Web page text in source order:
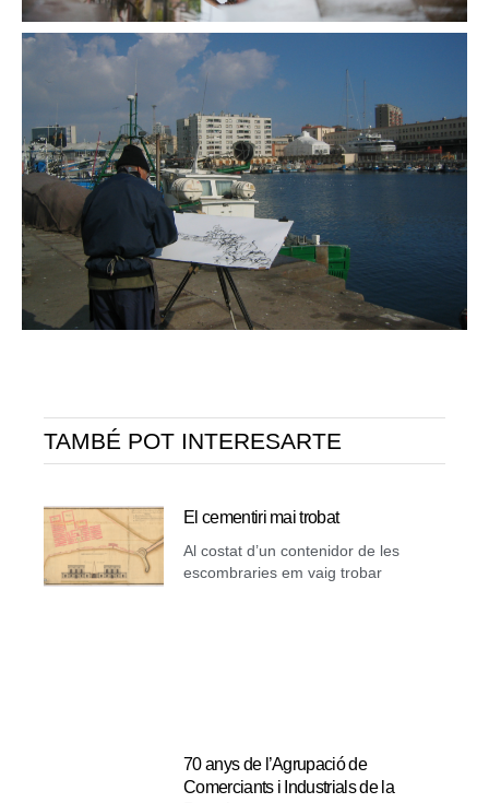
TAMBÉ POT INTERESARTE
El cementiri mai trobat
Al costat d’un contenidor de les
escombraries em vaig trobar
70 anys de l’Agrupació de
Comerciants i Industrials de la